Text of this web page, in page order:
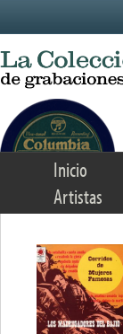
Inicio
Artistas